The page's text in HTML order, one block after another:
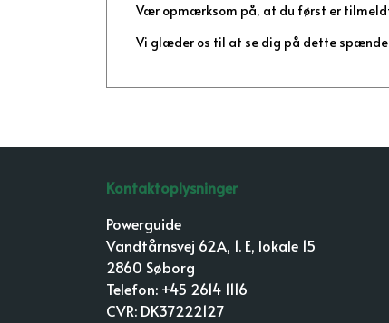
Vær opmærksom på, at du først er
Vi glæder os til at se dig på dette
Kontaktoplysninger
Powerguide
Vandtårnsvej 62A, 1. E, lokale 15
2860 Søborg
Telefon: +45 2614 1116
CVR: DK37222127